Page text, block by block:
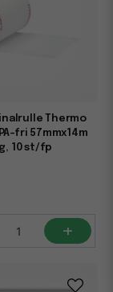
Thermo
fri 57mmx14m
10 st/fp
+